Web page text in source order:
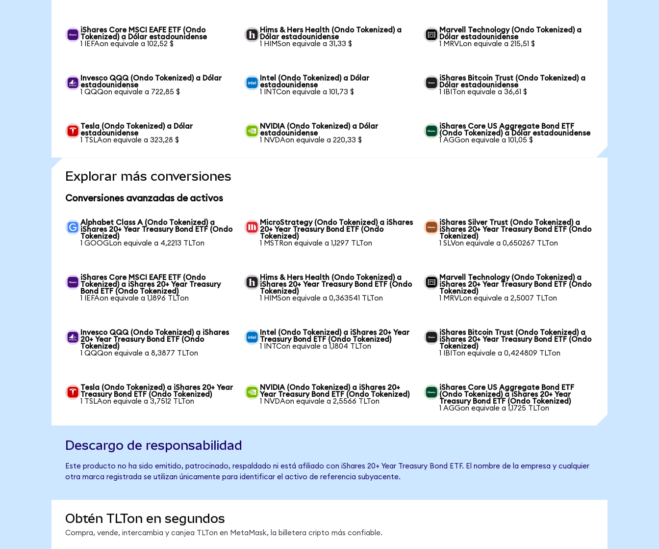
iShares Core MSCI EAFE ETF (Ondo
Tokenized) a Dólar estadounidense
1 IEFAon equivale a 102,52 $
Hims & Hers Health (Ondo Tokenized) a
Dólar estadounidense
1 HIMSon equivale a 31,33 $
Marvell Technology (Ondo Tokenized) a
Dólar estadounidense
1 MRVLon equivale a 215,51 $
Invesco QQQ (Ondo Tokenized) a Dólar
estadounidense
1 QQQon equivale a 722,85 $
Intel (Ondo Tokenized) a Dólar
estadounidense
1 INTCon equivale a 101,73 $
iShares Bitcoin Trust (Ondo Tokenized) a
Dólar estadounidense
1 IBITon equivale a 36,61 $
Tesla (Ondo Tokenized) a Dólar
estadounidense
1 TSLAon equivale a 323,28 $
NVIDIA (Ondo Tokenized) a Dólar
estadounidense
1 NVDAon equivale a 220,33 $
iShares Core US Aggregate Bond ETF
(Ondo Tokenized) a Dólar estadounidense
1 AGGon equivale a 101,05 $
Explorar más conversiones
Conversiones avanzadas de activos
Alphabet Class A (Ondo Tokenized) a
iShares 20+ Year Treasury Bond ETF (Ondo
Tokenized)
1 GOOGLon equivale a 4,2213 TLTon
MicroStrategy (Ondo Tokenized) a iShares
20+ Year Treasury Bond ETF (Ondo
Tokenized)
1 MSTRon equivale a 1,1297 TLTon
iShares Silver Trust (Ondo Tokenized) a
iShares 20+ Year Treasury Bond ETF (Ondo
Tokenized)
1 SLVon equivale a 0,650267 TLTon
iShares Core MSCI EAFE ETF (Ondo
Tokenized) a iShares 20+ Year Treasury
Bond ETF (Ondo Tokenized)
1 IEFAon equivale a 1,1896 TLTon
Hims & Hers Health (Ondo Tokenized) a
iShares 20+ Year Treasury Bond ETF (Ondo
Tokenized)
1 HIMSon equivale a 0,363541 TLTon
Marvell Technology (Ondo Tokenized) a
iShares 20+ Year Treasury Bond ETF (Ondo
Tokenized)
1 MRVLon equivale a 2,5007 TLTon
Invesco QQQ (Ondo Tokenized) a iShares
20+ Year Treasury Bond ETF (Ondo
Tokenized)
1 QQQon equivale a 8,3877 TLTon
Intel (Ondo Tokenized) a iShares 20+ Year
Treasury Bond ETF (Ondo Tokenized)
1 INTCon equivale a 1,1804 TLTon
iShares Bitcoin Trust (Ondo Tokenized) a
iShares 20+ Year Treasury Bond ETF (Ondo
Tokenized)
1 IBITon equivale a 0,424809 TLTon
Tesla (Ondo Tokenized) a iShares 20+ Year
Treasury Bond ETF (Ondo Tokenized)
1 TSLAon equivale a 3,7512 TLTon
NVIDIA (Ondo Tokenized) a iShares 20+
Year Treasury Bond ETF (Ondo Tokenized)
1 NVDAon equivale a 2,5566 TLTon
iShares Core US Aggregate Bond ETF
(Ondo Tokenized) a iShares 20+ Year
Treasury Bond ETF (Ondo Tokenized)
1 AGGon equivale a 1,1725 TLTon
Descargo de responsabilidad
Este producto no ha sido emitido, patrocinado, respaldado ni está afiliado con iShares 20+ Year Treasury Bond ETF. El nombre de la empresa y cualquier
otra marca registrada se utilizan únicamente para identificar el activo de referencia subyacente.
Obtén TLTon en segundos
Compra, vende, intercambia y canjea TLTon en MetaMask, la billetera cripto más confiable.